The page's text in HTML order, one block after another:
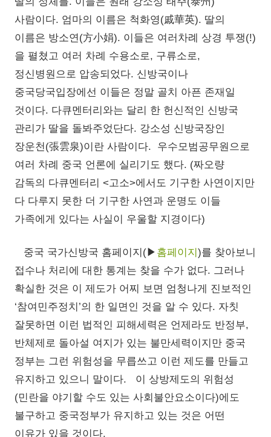
사람이다. 엄마의 이름은 척화영(戚華英). 딸의
이름은 방소연(方小娟). 이들은 여러차례 상경 투쟁(!)
을 펼쳤고 여러 차례 수용소로, 구류소로,
정신병원으로 압송되었다. 신방국이나
중국당국입장에선 이들은 정말 골치 아픈 존재일
것이다. 다큐멘터리와는 달리 한 헌신적인 신방국
관리가 딸을 돌봐주었단다. 강소성 신방국장인
장운천(張雲泉)이란 사람이다. 우수모범공무원으로
여러 차례 중국 언론에 실리기도 했다. (짜오량
감독의 다큐멘터리 <고소>에서도 기구한 사연이지만
다 다루지 못한 더 기구한 사연과 운명도 이들
가족에게 있다는 사실이 우울할 지경이다)
중국 국가신방국 홈페이지(▶ 홈페이지)를 찾아보니
접수나 처리에 대한 통계는 찾을 수가 없다. 그러나
확실한 것은 이 제도가 어찌 보면 엄청나게 진보적인
‘참여민주정치’의 한 일면인 것을 알 수 있다. 자칫
잘못하면 이런 법적인 피해세력은 언제라도 반정부,
반체제로 돌아설 여지가 있는 불만세력이지만 중국
정부는 그런 위험성을 무릅쓰고 이런 제도를 만들고
유지하고 있으니 말이다. 이 상방제도의 위험성
(민란을 야기할 수도 있는 사회불안요소이다)에도
불구하고 중국정부가 유지하고 있는 것은 어떤
이유가 있을 것이다.